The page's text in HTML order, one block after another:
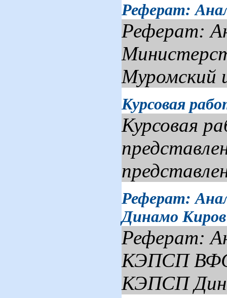
Реферат:
Реферат:
Муромский
Курсовая
Курсовая
Реферат:
Динамо Киров
Реферат:
КЭПСП
КЭПСП